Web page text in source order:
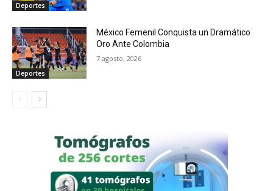
Deportes
Deportes
México Femenil Conquista un Dramático
Oro Ante Colombia
7 agosto, 2026